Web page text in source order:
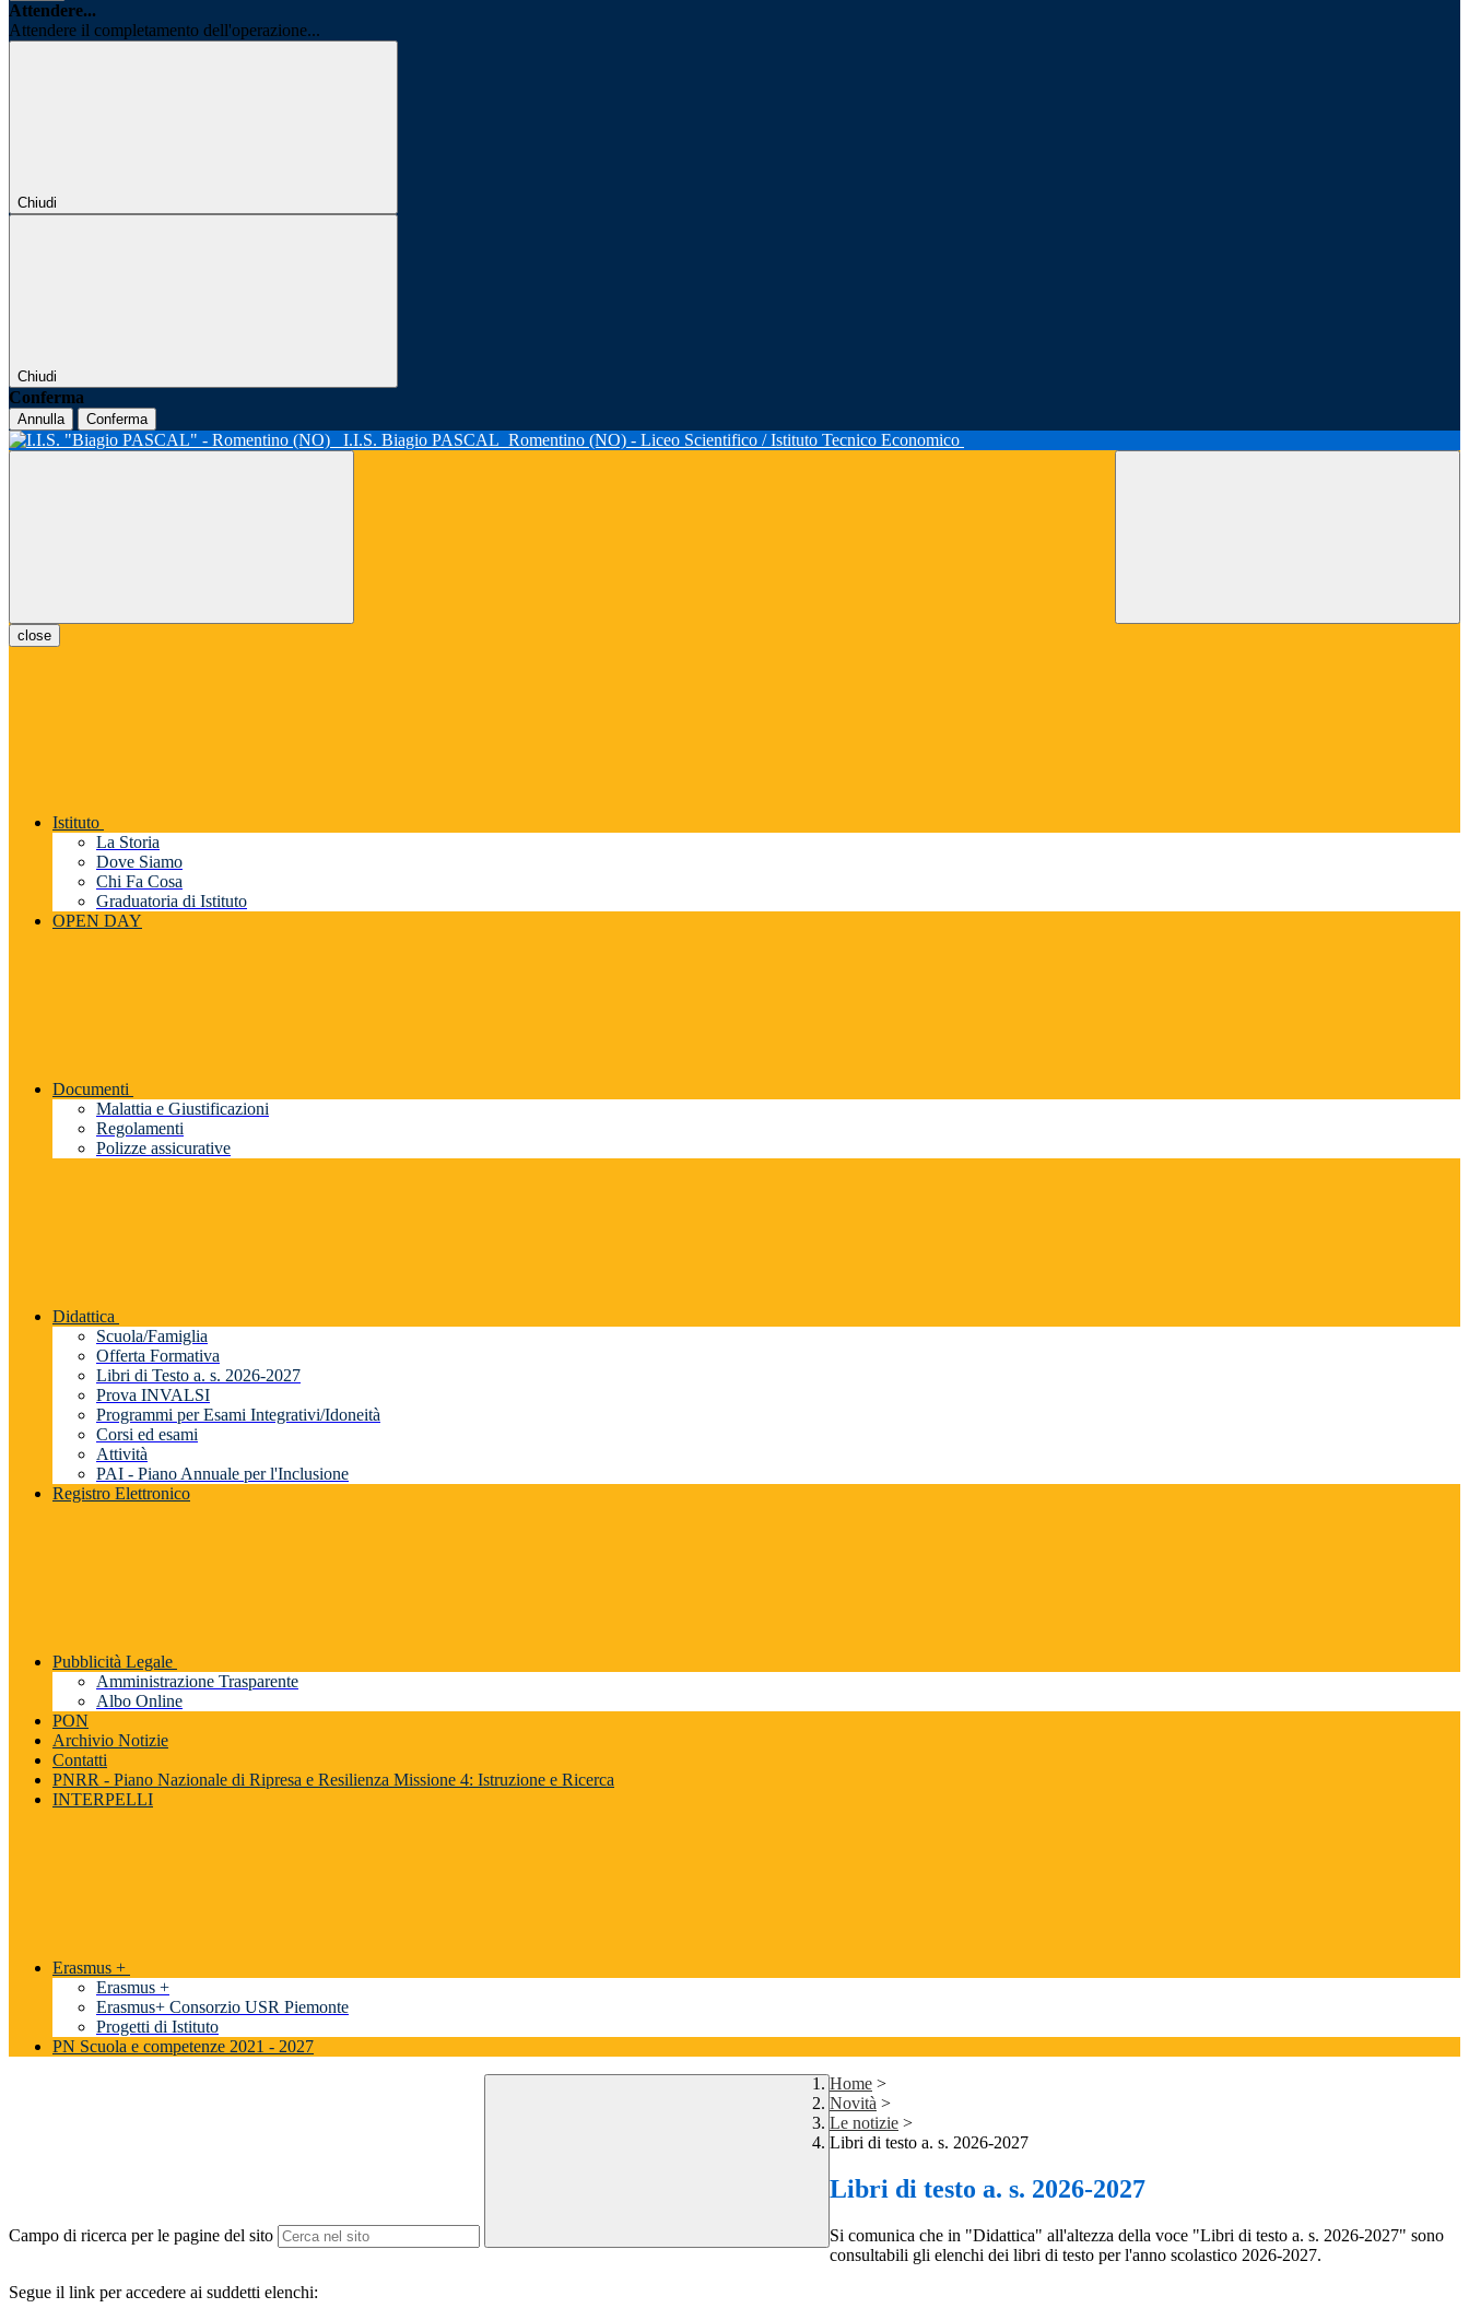
Attendere...
Attendere il completamento dell'operazione...
Chiudi
Chiudi
Conferma
Annulla Conferma
I.I.S. Biagio PASCAL Romentino (NO) - Liceo Scientifico / Istituto Tecnico Economico
close
Istituto
La Storia
Dove Siamo
Chi Fa Cosa
Graduatoria di Istituto
OPEN DAY
Documenti
Malattia e Giustificazioni
Regolamenti
Polizze assicurative
Didattica
Scuola/Famiglia
Offerta Formativa
Libri di Testo a. s. 2026-2027
Prova INVALSI
Programmi per Esami Integrativi/Idoneità
Corsi ed esami
Attività
PAI - Piano Annuale per l'Inclusione
Registro Elettronico
Pubblicità Legale
Amministrazione Trasparente
Albo Online
PON
Archivio Notizie
Contatti
PNRR - Piano Nazionale di Ripresa e Resilienza Missione 4: Istruzione e Ricerca
INTERPELLI
Erasmus +
Erasmus +
Erasmus+ Consorzio USR Piemonte
Progetti di Istituto
PN Scuola e competenze 2021 - 2027
Campo di ricerca per le pagine del sito
Home >
Novità >
Le notizie >
Libri di testo a. s. 2026-2027
Libri di testo a. s. 2026-2027
Si comunica che in "Didattica" all'altezza della voce "Libri di testo a. s. 2026-2027" sono
consultabili gli elenchi dei libri di testo per l'anno scolastico 2026-2027.
Segue il link per accedere ai suddetti elenchi: